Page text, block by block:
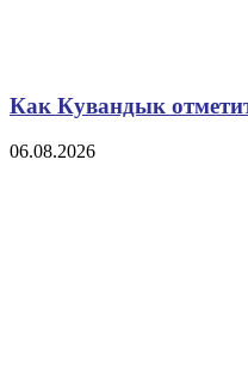
Как Кувандык
06.08.2026